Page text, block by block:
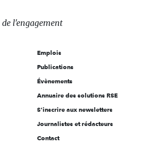
de l'engagement
Emplois
Publications
Évènements
Annuaire des solutions RSE
S'inscrire aux newsletters
Journalistes et rédacteurs
Contact